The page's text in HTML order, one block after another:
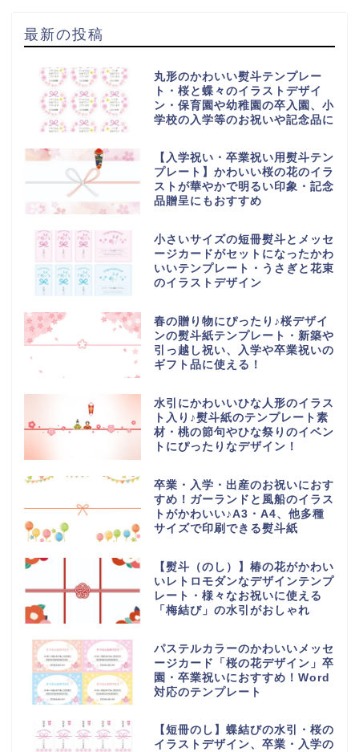
最新の投稿
丸形のかわいい熨斗テンプレー
ト・桜と蝶々のイラストデザイ
ン・保育園や幼稚園の卒入園、小
学校の入学等のお祝いや記念品に
【入学祝い・卒業祝い用熨斗テン
プレート】かわいい桜の花のイラ
ストが華やかで明るい印象・記念
品贈呈にもおすすめ
小さいサイズの短冊熨斗とメッセ
ージカードがセットになったかわ
いいテンプレート・うさぎと花束
のイラストデザイン
春の贈り物にぴったり♪桜デザイ
ンの熨斗紙テンプレート・新築や
引っ越し祝い、入学や卒業祝いの
ギフト品に使える！
水引にかわいいひな人形のイラス
ト入り♪熨斗紙のテンプレート素
材・桃の節句やひな祭りのイベン
トにぴったりなデザイン！
卒業・入学・出産のお祝いにおす
すめ！ガーランドと風船のイラス
トがかわいい♪A3・A4、他多種
サイズで印刷できる熨斗紙
【熨斗（のし）】椿の花がかわい
いレトロモダンなデザインテンプ
レート・様々なお祝いに使える
「梅結び」の水引がおしゃれ
パステルカラーのかわいいメッセ
ージカード「桜の花デザイン」卒
園・卒業祝いにおすすめ！Word
対応のテンプレート
【短冊のし】蝶結びの水引・桜の
イラストデザイン、卒業・入学の